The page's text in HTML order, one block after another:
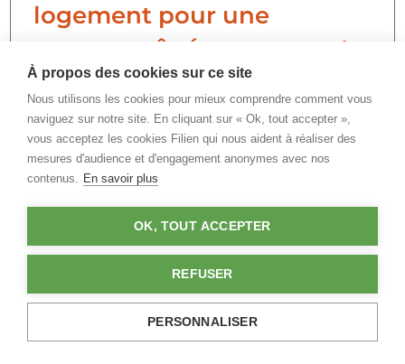
À propos des cookies sur ce site
Nous utilisons les cookies pour mieux comprendre comment vous
naviguez sur notre site. En cliquant sur « Ok, tout accepter »,
vous acceptez les cookies Filien qui nous aident à réaliser des
mesures d'audience et d'engagement anonymes avec nos
contenus. En savoir plus
OK, TOUT ACCEPTER
REFUSER
PERSONNALISER
logement pour une
personne âgée : comment
s’y prendre ?
LIRE PLUS
Evaluation des risques de